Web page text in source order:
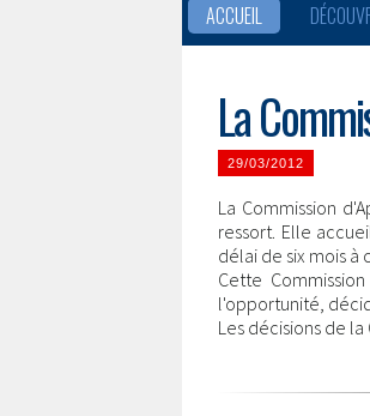
ACCUEIL
La
29/03/2012
La Commission
ressort. Elle
délai de six mois
Cette
l'opportunité,
Les décisions de